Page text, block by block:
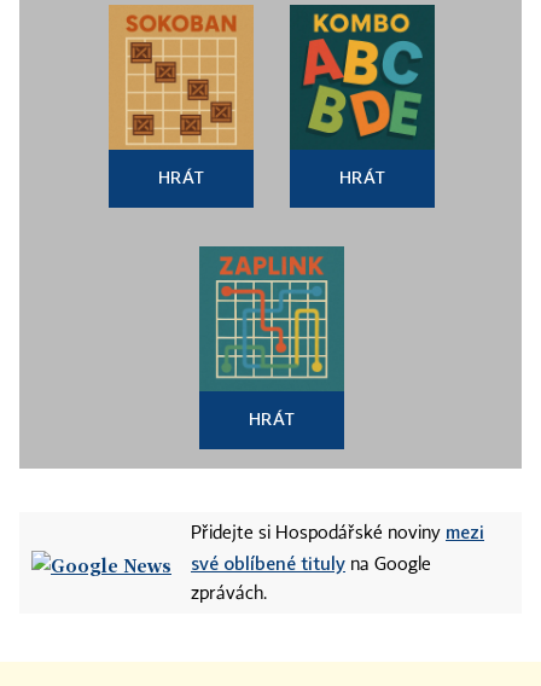
HRÁT HRÁT
HRÁT
Přidejte si Hospodářské noviny mezi
své oblíbené tituly na Google
zprávách.